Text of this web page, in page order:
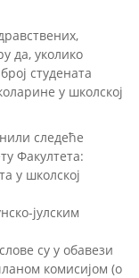
да, уколико
студената
у школској
следеће
Факултета:
у школској
јулским
су у обавези
комисијом (о